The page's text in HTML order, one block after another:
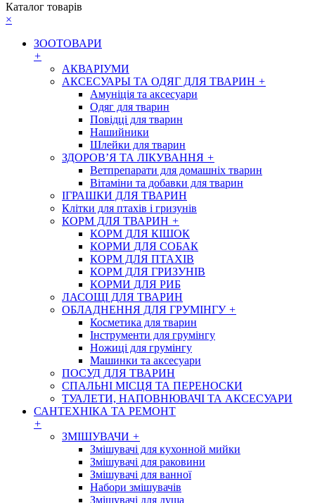
Каталог товарів
×
ЗООТОВАРИ
+
АКВАРІУМИ
АКСЕСУАРЫ ТА ОДЯГ ДЛЯ ТВАРИН +
Амуніція та аксесуари
Одяг для тварин
Повідці для тварин
Нашийники
Шлейки для тварин
ЗДОРОВ’Я ТА ЛІКУВАННЯ +
Ветпрепарати для домашніх тварин
Вітаміни та добавки для тварин
ІГРАШКИ ДЛЯ ТВАРИН
Клітки для птахів і гризунів
КОРМ ДЛЯ ТВАРИН +
КОРМ ДЛЯ КІШОК
КОРМИ ДЛЯ СОБАК
КОРМ ДЛЯ ПТАХІВ
КОРМ ДЛЯ ГРИЗУНІВ
КОРМИ ДЛЯ РИБ
ЛАСОЩІ ДЛЯ ТВАРИН
ОБЛАДНЕННЯ ДЛЯ ГРУМІНГУ +
Косметика для тварин
Інструменти для грумінгу
Ножиці для грумінгу
Машинки та аксесуари
ПОСУД ДЛЯ ТВАРИН
СПАЛЬНІ МІСЦЯ ТА ПЕРЕНОСКИ
ТУАЛЕТИ, НАПОВНЮВАЧІ ТА АКСЕСУАРИ
САНТЕХНІКА ТА РЕМОНТ
+
ЗМІШУВАЧИ +
Змішувачі для кухонной мийки
Змішувачі для раковини
Змішувачі для ванної
Набори змішувачів
Змішувачі для душа